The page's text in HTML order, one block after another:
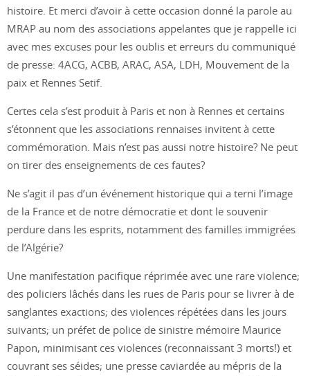
histoire. Et merci d’avoir à cette occasion donné la parole au
MRAP au nom des associations appelantes que je rappelle ici
avec mes excuses pour les oublis et erreurs du communiqué
de presse: 4ACG, ACBB, ARAC, ASA, LDH, Mouvement de la
paix et Rennes Setif.
Certes cela s’est produit à Paris et non à Rennes et certains
s’étonnent que les associations rennaises invitent à cette
commémoration. Mais n’est pas aussi notre histoire? Ne peut
on tirer des enseignements de ces fautes?
Ne s’agit il pas d’un événement historique qui a terni l’image
de la France et de notre démocratie et dont le souvenir
perdure dans les esprits, notamment des familles immigrées
de l’Algérie?
Une manifestation pacifique réprimée avec une rare violence;
des policiers lâchés dans les rues de Paris pour se livrer à de
sanglantes exactions; des violences répétées dans les jours
suivants; un préfet de police de sinistre mémoire Maurice
Papon, minimisant ces violences (reconnaissant 3 morts!) et
couvrant ses séides; une presse caviardée au mépris de la